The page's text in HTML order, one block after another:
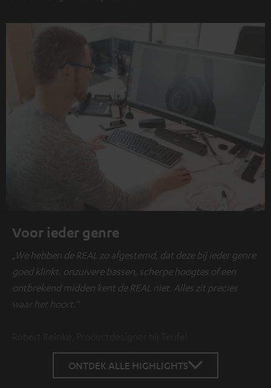
Voor ieder genre
„We hebben de REAL zo afgestemd, dat deze bij ieder genre
goed klinkt. onzuivere bassen, scherpe hoogtes of een
ontbrekend midden kent de REAL niet. Alles zit precies
waar het hoort.“
ONTDEK ALLE HIGHLIGHTS